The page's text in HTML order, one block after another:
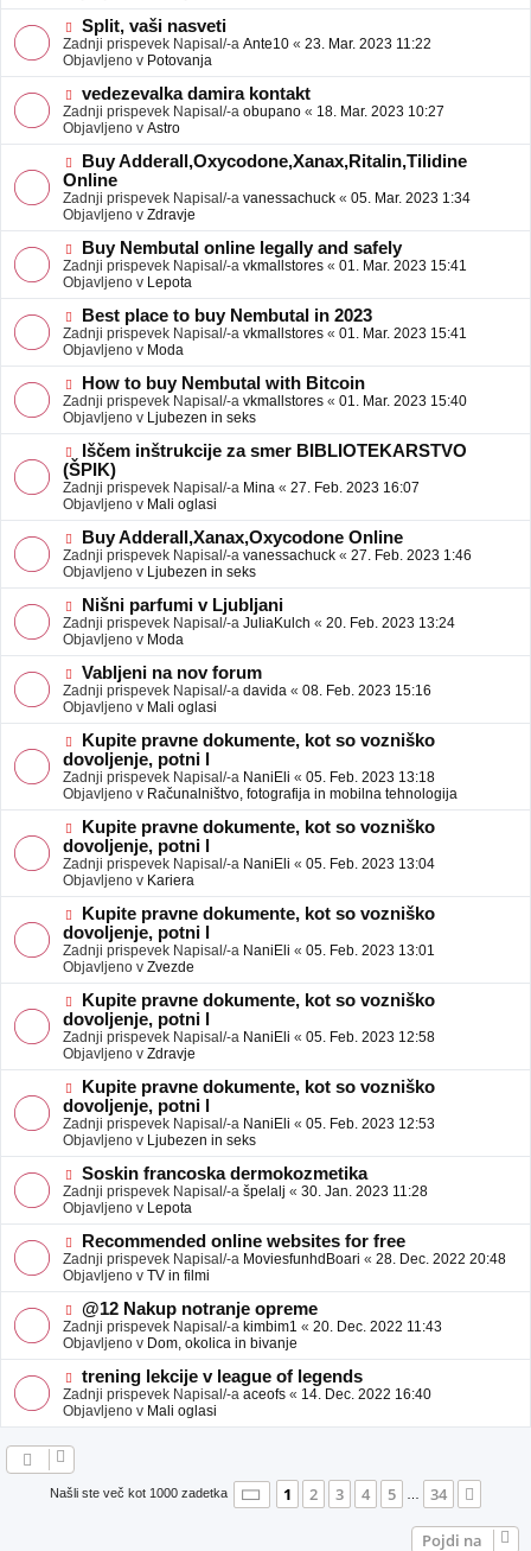
a
v
e
e
o
b
j
a
v
e
N
o
v
e
o
b
j
a
v
e
Split, vaši nasveti
Zadnji prispevek Napisal/-a Ante10 « 23. Mar. 2023 11:22
Objavljeno v Potovanja
N
o
v
e
o
b
j
a
v
e
vedezevalka damira kontakt
Zadnji prispevek Napisal/-a obupano « 18. Mar. 2023 10:27
Objavljeno v Astro
N
o
v
e
o
b
j
a
v
e
Buy Adderall,Oxycodone,Xanax,Ritalin,Tilidine
Online
Zadnji prispevek Napisal/-a vanessachuck « 05. Mar. 2023 1:34
Objavljeno v Zdravje
N
o
v
e
o
b
j
a
v
e
Buy Nembutal online legally and safely
Zadnji prispevek Napisal/-a vkmallstores « 01. Mar. 2023 15:41
Objavljeno v Lepota
N
o
v
e
o
b
j
a
v
e
Best place to buy Nembutal in 2023
Zadnji prispevek Napisal/-a vkmallstores « 01. Mar. 2023 15:41
Objavljeno v Moda
N
o
v
e
o
b
j
a
v
e
How to buy Nembutal with Bitcoin
Zadnji prispevek Napisal/-a vkmallstores « 01. Mar. 2023 15:40
Objavljeno v Ljubezen in seks
N
o
v
e
o
b
j
a
v
e
Iščem inštrukcije za smer BIBLIOTEKARSTVO
(ŠPIK)
Zadnji prispevek Napisal/-a Mina « 27. Feb. 2023 16:07
Objavljeno v Mali oglasi
N
o
v
e
o
b
j
a
v
e
Buy Adderall,Xanax,Oxycodone Online
Zadnji prispevek Napisal/-a vanessachuck « 27. Feb. 2023 1:46
Objavljeno v Ljubezen in seks
N
o
v
e
o
b
j
a
v
e
Nišni parfumi v Ljubljani
Zadnji prispevek Napisal/-a JuliaKulch « 20. Feb. 2023 13:24
Objavljeno v Moda
N
o
v
e
o
b
j
a
v
e
Vabljeni na nov forum
Zadnji prispevek Napisal/-a davida « 08. Feb. 2023 15:16
Objavljeno v Mali oglasi
N
o
v
e
o
b
a
v
e
Kupite pravne dokumente, kot so vozniško
dovoljenje, potni l
Zadnji prispevek Napisal/-a NaniEli « 05. Feb. 2023 13:18
Objavljeno v Računalništvo, fotografija in mobilna tehnologija
N
o
v
e
o
b
a
v
e
Kupite pravne dokumente, kot so vozniško
dovoljenje, potni l
Zadnji prispevek Napisal/-a NaniEli « 05. Feb. 2023 13:04
Objavljeno v Kariera
N
o
v
e
o
b
a
v
e
Kupite pravne dokumente, kot so vozniško
dovoljenje, potni l
Zadnji prispevek Napisal/-a NaniEli « 05. Feb. 2023 13:01
Objavljeno v Zvezde
N
o
v
e
o
b
a
v
e
Kupite pravne dokumente, kot so vozniško
dovoljenje, potni l
Zadnji prispevek Napisal/-a NaniEli « 05. Feb. 2023 12:58
Objavljeno v Zdravje
N
o
v
e
o
b
j
a
v
e
Kupite pravne dokumente, kot so vozniško
dovoljenje, potni l
Zadnji prispevek Napisal/-a NaniEli « 05. Feb. 2023 12:53
Objavljeno v Ljubezen in seks
N
o
v
e
o
b
j
a
v
e
Soskin francoska dermokozmetika
Zadnji prispevek Napisal/-a špelalj « 30. Jan. 2023 11:28
Objavljeno v Lepota
N
o
v
e
o
b
j
a
v
e
Recommended online websites for free
Zadnji prispevek Napisal/-a MoviesfunhdBoari « 28. Dec. 2022 20:48
Objavljeno v TV in filmi
N
o
v
e
o
b
j
a
@12 Nakup notranje opreme
Zadnji prispevek Napisal/-a kimbim1 « 20. Dec. 2022 11:43
Objavljeno v Dom, okolica in bivanje
N
o
v
e
a
trening lekcije v league of legends
Zadnji prispevek Napisal/-a aceofs « 14. Dec. 2022 16:40
Objavljeno v Mali oglasi
Našli ste več kot 1000 zadetka Stran 1od34
1 2 3 4 5 … 34
Pojdi na